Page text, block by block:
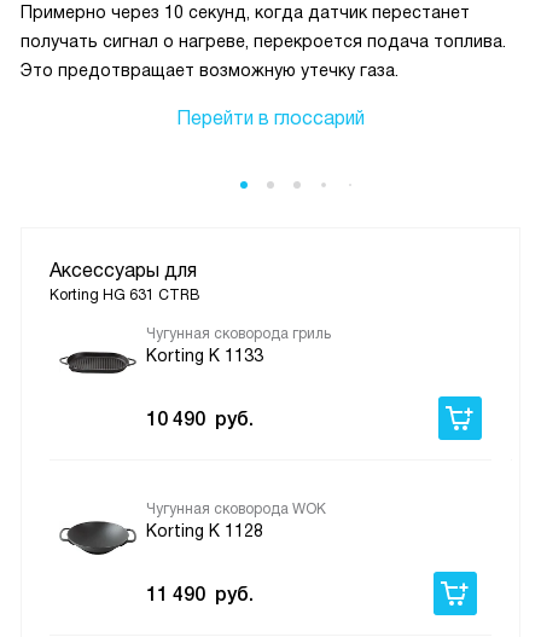
Примерно через 10 секунд, когда датчик перестанет
получать сигнал о нагреве, перекроется подача топлива.
Это предотвращает возможную утечку газа.
Перейти в глоссарий
Аксессуары для
Korting HG 631 CTRB
Чугунная сковорода гриль
Korting K 1133
10 490 руб.
Чугунная сковорода WOK
Korting K 1128
11 490 руб.